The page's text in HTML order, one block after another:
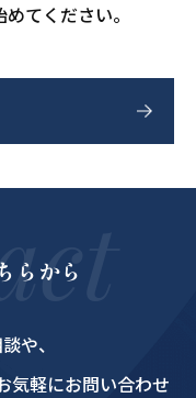
てください。
らから
や、
気軽にお問い合わせ